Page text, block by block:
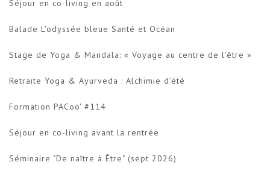
Séjour en co-living en août
Balade L'odyssée bleue Santé et Océan
Stage de Yoga & Mandala: « Voyage au centre de l'être »
Retraite Yoga & Ayurveda : Alchimie d’été
Formation PACoo' #114
Séjour en co-living avant la rentrée
Séminaire "De naître à Être" (sept 2026)